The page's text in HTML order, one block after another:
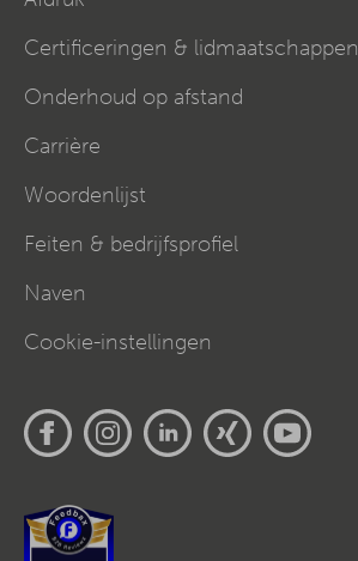
Certificeringen & lidmaatschappen
Onderhoud op afstand
Carrière
Woordenlijst
Feiten & bedrijfsprofiel
Naven
Cookie-instellingen